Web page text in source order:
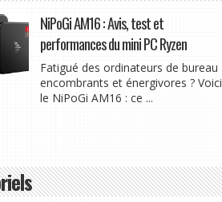
NiPoGi AM16 : Avis, test et
performances du mini PC Ryzen
Fatigué des ordinateurs de bureau
encombrants et énergivores ? Voici
le NiPoGi AM16 : ce ...